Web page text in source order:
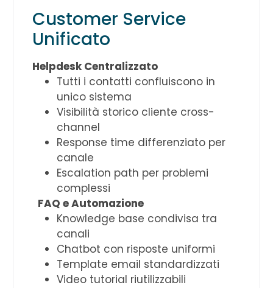
Customer Service
Unificato
Helpdesk Centralizzato
Tutti i contatti confluiscono in
unico sistema
Visibilità storico cliente cross-
channel
Response time differenziato per
canale
Escalation path per problemi
complessi
FAQ e Automazione
Knowledge base condivisa tra
canali
Chatbot con risposte uniformi
Template email standardizzati
Video tutorial riutilizzabili